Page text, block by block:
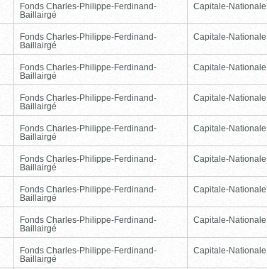
Fonds Charles-Philippe-Ferdinand-
Baillairgé
Capitale-Nationale
Fonds Charles-Philippe-Ferdinand-
Baillairgé
Capitale-Nationale
Fonds Charles-Philippe-Ferdinand-
Baillairgé
Capitale-Nationale
Fonds Charles-Philippe-Ferdinand-
Baillairgé
Capitale-Nationale
Fonds Charles-Philippe-Ferdinand-
Baillairgé
Capitale-Nationale
Fonds Charles-Philippe-Ferdinand-
Baillairgé
Capitale-Nationale
Fonds Charles-Philippe-Ferdinand-
Baillairgé
Capitale-Nationale
Fonds Charles-Philippe-Ferdinand-
Baillairgé
Capitale-Nationale
Fonds Charles-Philippe-Ferdinand-
Baillairgé
Capitale-Nationale